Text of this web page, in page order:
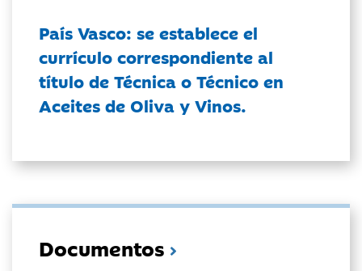
País Vasco: se establece el
currículo correspondiente al
título de Técnica o Técnico en
Aceites de Oliva y Vinos.
Documentos